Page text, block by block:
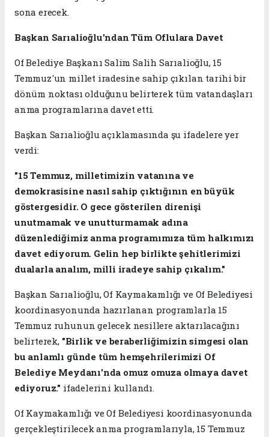
sona erecek.
Başkan Sarıalioğlu'ndan Tüm Oflulara Davet
Of Belediye Başkanı Salim Salih Sarıalioğlu, 15
Temmuz'un millet iradesine sahip çıkılan tarihi bir
dönüm noktası olduğunu belirterek tüm vatandaşları
anma programlarına davet etti.
Başkan Sarıalioğlu açıklamasında şu ifadelere yer
verdi:
"15 Temmuz, milletimizin vatanına ve
demokrasisine nasıl sahip çıktığının en büyük
göstergesidir. O gece gösterilen direnişi
unutmamak ve unutturmamak adına
düzenlediğimiz anma programımıza tüm halkımızı
davet ediyorum. Gelin hep birlikte şehitlerimizi
dualarla analım, milli iradeye sahip çıkalım."
Başkan Sarıalioğlu, Of Kaymakamlığı ve Of Belediyesi
koordinasyonunda hazırlanan programlarla 15
Temmuz ruhunun gelecek nesillere aktarılacağını
belirterek, "Birlik ve beraberliğimizin simgesi olan
bu anlamlı günde tüm hemşehrilerimizi Of
Belediye Meydanı'nda omuz omuza olmaya davet
ediyoruz." ifadelerini kullandı.
Of Kaymakamlığı ve Of Belediyesi koordinasyonunda
gerçekleştirilecek anma programlarıyla, 15 Temmuz